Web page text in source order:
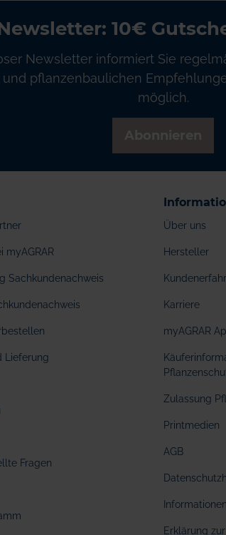
10€
Newsletter informiert Sie
pflanzenbaulichen
möglich.
myAGRAR
Sachkundenachweis
Lieferung
Fragen
Über uns
Hersteller
Karriere
myAGRAR
Zulassung
Printmedien
AGB
Erklärung